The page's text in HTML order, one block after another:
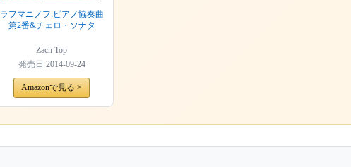
ラフマニノフ:ピアノ協奏曲
第2番&チェロ・ソナタ
Zach Top
発売日 2014-09-24
Amazonで見る >